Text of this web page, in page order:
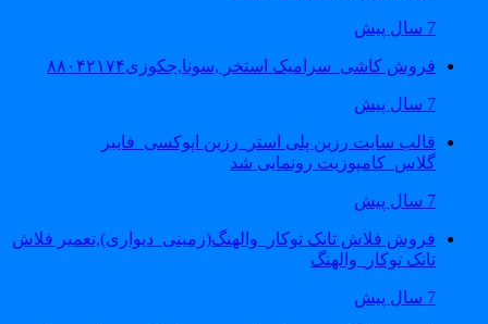
فروش کاشی_سرامیک استخر ,سونا,جکوزی۸۸۰۴۲۱۷۴
قالب سایت رزین پلی استر_رزین اپوکسی_فایبر
گلاس_کامپوزیت رونمایی شد
فروش فلاش تانک توکار_والهنگ(زمینی_دیواری),تعمیر فلاش
تانک توکار_والهنگ